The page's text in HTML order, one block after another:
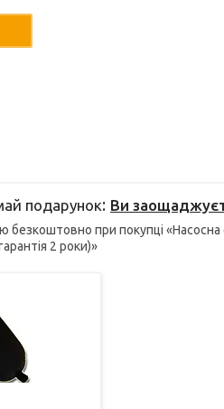
подарунок Ви
при покупці «Насосна
2 роки)»